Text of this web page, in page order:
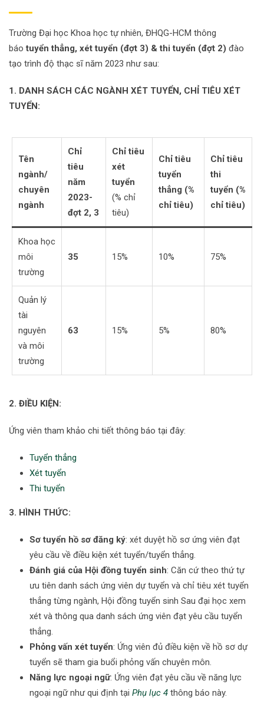
Trường Đại học Khoa học tự nhiên, ĐHQG-HCM thông
báotuyển thẳng, xét tuyển (đợt 3) & thi tuyển (đợt 2) đào
tạo trình độ thạc sĩ năm 2023 như sau:
1. DANH SÁCH CÁC NGÀNH XÉT TUYỂN, CHỈ TIÊU XÉT
TUYỂN:
Tên
ngành/
chuyên
ngành
Chỉ
tiêu
năm
2023-
đợt 2, 3
Chỉ tiêu
xét
tuyển
(% chỉ
tiêu)
Chỉ tiêu
tuyển
thẳng (%
chỉ tiêu)
Chỉ tiêu
thi
tuyển (%
chỉ tiêu)
Khoa học
môi
trường
35 15% 10% 75%
Quản lý
tài
nguyên
và môi
trường
63 15% 5% 80%
2. ĐIỀU KIỆN:
Ứng viên tham khảo chi tiết thông báo tại đây:
Tuyển thẳng
Xét tuyển
Thi tuyển
3. HÌNH THỨC:
Sơ tuyển hồ sơ đăng ký: xét duyệt hồ sơ ứng viên đạt
yêu cầu về điều kiện xét tuyển/tuyển thẳng.
Đánh giá của Hội đồng tuyển sinh: Căn cứ theo thứ tự
ưu tiên danh sách ứng viên dự tuyển và chỉ tiêu xét tuyển
thẳng từng ngành, Hội đồng tuyển sinh Sau đại học xem
xét và thông qua danh sách ứng viên đạt yêu cầu tuyển
thẳng.
Phỏng vấn xét tuyển: Ứng viên đủ điều kiện về hồ sơ dự
tuyển sẽ tham gia buổi phỏng vấn chuyên môn.
Năng lực ngoại ngữ: Ứng viên đạt yêu cầu về năng lực
ngoại ngữ như qui định tại Phụ lục 4 thông báo này.